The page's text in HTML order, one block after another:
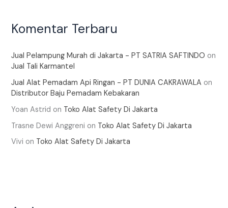
Komentar Terbaru
Jual Pelampung Murah di Jakarta - PT SATRIA SAFTINDO on
Jual Tali Karmantel
Jual Alat Pemadam Api Ringan - PT DUNIA CAKRAWALA on
Distributor Baju Pemadam Kebakaran
Yoan Astrid on Toko Alat Safety Di Jakarta
Trasne Dewi Anggreni on Toko Alat Safety Di Jakarta
Vivi on Toko Alat Safety Di Jakarta